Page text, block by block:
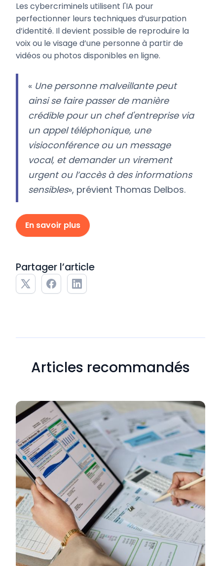
Partager l’article
Les cybercriminels utilisent l'IA pour
perfectionner leurs techniques d’usurpation
d’identité. Il devient possible de reproduire la
voix ou le visage d’une personne à partir de
vidéos ou photos disponibles en ligne.
« Une personne malveillante peut
ainsi se faire passer de manière
crédible pour un chef d'entreprise via
un appel téléphonique, une
visioconférence ou un message
vocal, et demander un virement
urgent ou l’accès à des informations
sensibles», prévient Thomas Delbos.
En savoir plus
Articles recommandés